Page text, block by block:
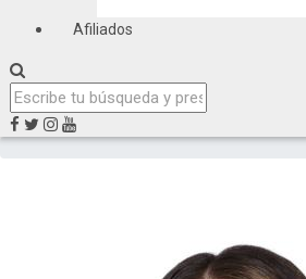
Afiliados